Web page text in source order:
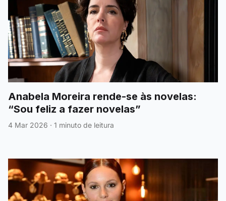
Anabela Moreira rende-se às novelas:
“Sou feliz a fazer novelas”
4 Mar 2026 · 1 minuto de leitura